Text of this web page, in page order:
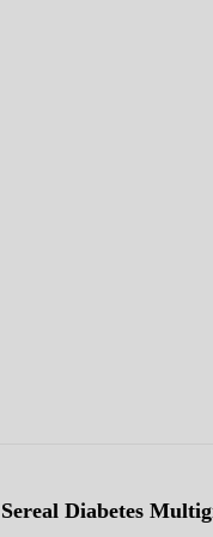
Diabetes